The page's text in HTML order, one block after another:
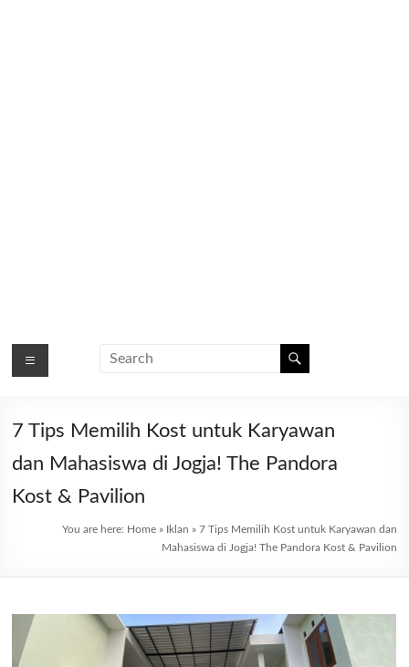
7 Tips Memilih Kost untuk Karyawan
dan Mahasiswa di Jogja! The Pandora
Kost & Pavilion
You are here: Home» Iklan » 7 Tips Memilih Kost untuk Karyawan dan
Mahasiswa di Jogja! The Pandora Kost & Pavilion